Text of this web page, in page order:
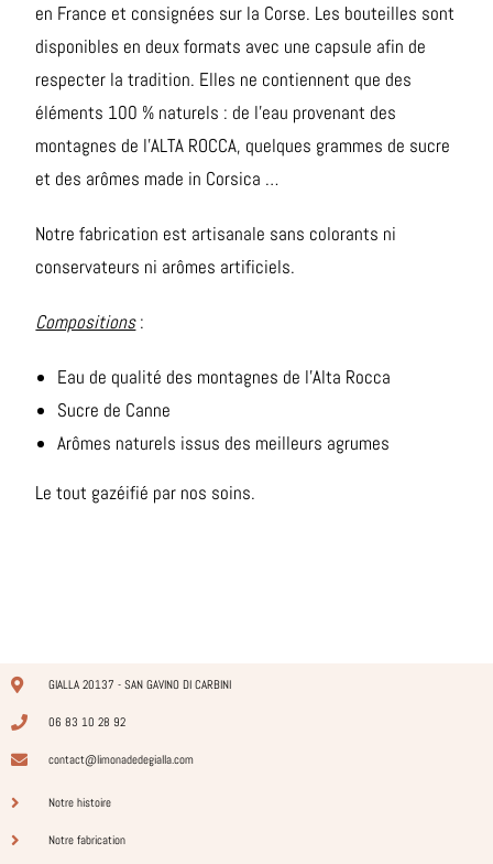
en France et consignées sur la Corse. Les bouteilles sont
disponibles en deux formats avec une capsule afin de
respecter la tradition. Elles ne contiennent que des
éléments 100 % naturels : de l’eau provenant des
montagnes de l’ALTA ROCCA, quelques grammes de sucre
et des arômes made in Corsica …
Notre fabrication est artisanale sans colorants ni
conservateurs ni arômes artificiels.
Compositions:
Eau de qualité des montagnes de l’Alta Rocca
Sucre de Canne
Arômes naturels issus des meilleurs agrumes
Le tout gazéifié par nos soins.
GIALLA 20137 - SAN GAVINO DI CARBINI
06 83 10 28 92
contact@limonadedegialla.com
Notre histoire
Notre fabrication